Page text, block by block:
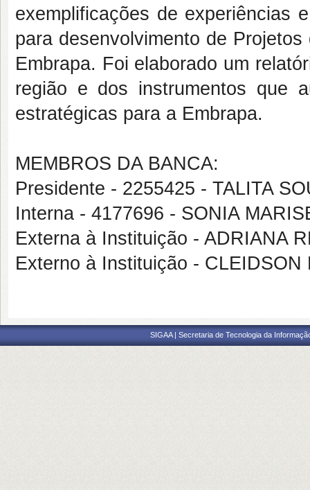
exemplificações de experiências
para desenvolvimento de
Embrapa. Foi elaborado um
região e dos instrumentos que
estratégicas para a Embrapa.
MEMBROS DA BANCA:
Presidente - 2255425 - TALITA
Interna - 4177696 - SONIA
Externa à Instituição - ADRIANA
Externo à Instituição - CLEIDSON
SIGAA | Secretaria de Tecnologia da